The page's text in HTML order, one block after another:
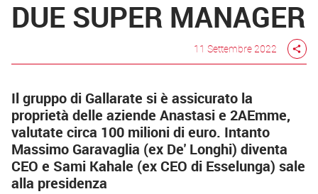
DUE SUPER MANAGER
11 Settembre 2022 share
Il gruppo di Gallarate si è assicurato la
proprietà delle aziende Anastasi e 2AEmme,
valutate circa 100 milioni di euro. Intanto
Massimo Garavaglia (ex De' Longhi) diventa
CEO e Sami Kahale (ex CEO di Esselunga) sale
alla presidenza